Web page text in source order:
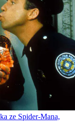
ze Spider-Mana,